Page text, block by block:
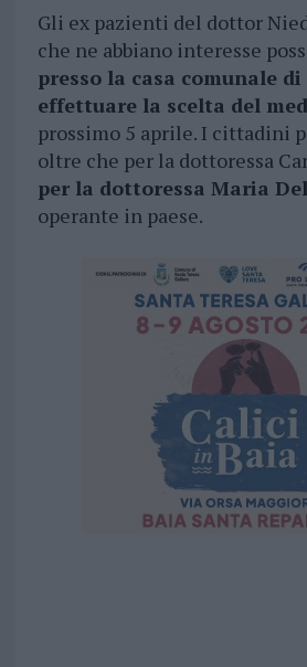
Gli ex pazienti del dottor
che ne abbiano interesse
presso la casa comunale
effettuare la scelta del
prossimo 5 aprile. I cittadini
oltre che per la dottoressa
per la dottoressa Maria
operante in paese.